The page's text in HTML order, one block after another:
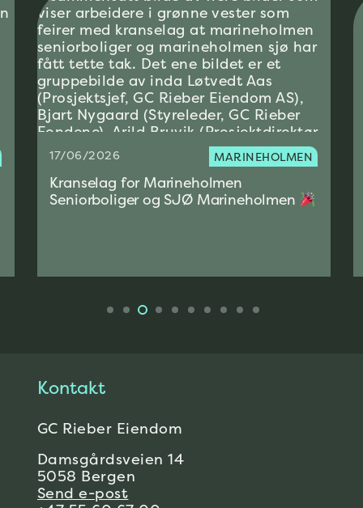
17/06/2026 MARINEHOLMEN
Kranselag for Marineholmen
Seniorboliger og SJØ Marineholmen
Kontakt
GC Rieber Eiendom
Damsgårdsveien 14
5058 Bergen
Send e-post